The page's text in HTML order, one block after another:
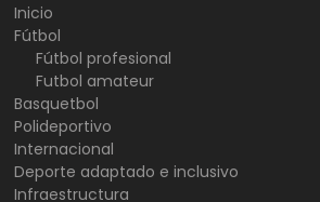
Inicio
Fútbol
Fútbol profesional
Futbol amateur
Basquetbol
Polideportivo
Internacional
Deporte adaptado e inclusivo
Infraestructura